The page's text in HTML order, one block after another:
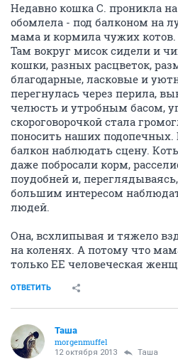
Недавно кошка С. проникла
обомлела - под балконом на
мама и кормила чужих котов.
Там вокруг мисок сидели и
кошки, разных расцветок,
благодарные, ласковые и
перегнулась через перила,
челюсть и утробным басом,
скороговорочкой стала
поносить наших
балкон наблюдать сцену.
даже побросали корм,
поудобней и,
большим интересом
людей.
Она, всхлипывая и тяжело
на коленях. А потому что
только ЕЕ человеческая
ОТВЕТИТЬ
Таша
morgenmuffel
12 октября 2013 Таша